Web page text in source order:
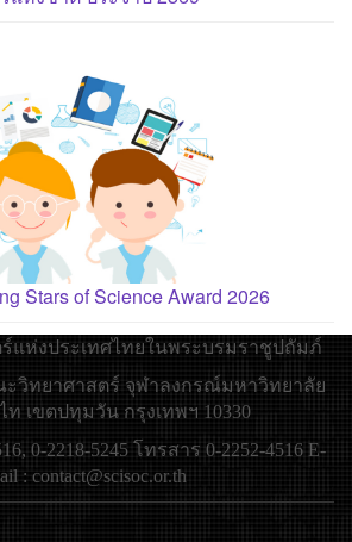
Stars of Science Award 2026
แห่งประเทศไทยในพระบรมราชูปถัมภ์
วิทยาศาสตร์ จุฬาลงกรณ์มหาวิทยาลัย
เขตปทุมวัน กรุงเทพฯ 10330
0-2218-5245 โทรสาร 0-2252-4516 E-
: contact@scisoc.or.th